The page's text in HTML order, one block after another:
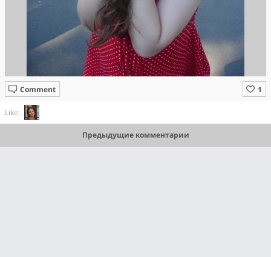
Comment
Like:
Предыдущие комментарии